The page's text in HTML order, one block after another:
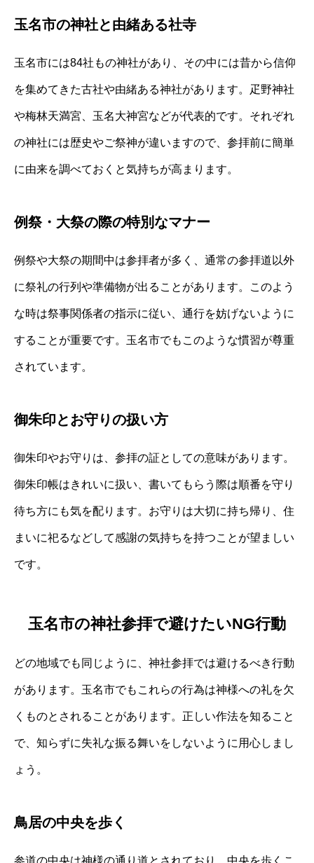
玉名市の神社と由緒ある社寺
玉名市には84社もの神社があり、その中には昔から信仰
を集めてきた古社や由緒ある神社があります。疋野神社
や梅林天満宮、玉名大神宮などが代表的です。それぞれ
の神社には歴史やご祭神が違いますので、参拝前に簡単
に由来を調べておくと気持ちが高まります。
例祭・大祭の際の特別なマナー
例祭や大祭の期間中は参拝者が多く、通常の参拝道以外
に祭礼の行列や準備物が出ることがあります。このよう
な時は祭事関係者の指示に従い、通行を妨げないように
することが重要です。玉名市でもこのような慣習が尊重
されています。
御朱印とお守りの扱い方
御朱印やお守りは、参拝の証としての意味があります。
御朱印帳はきれいに扱い、書いてもらう際は順番を守り
待ち方にも気を配ります。お守りは大切に持ち帰り、住
まいに祀るなどして感謝の気持ちを持つことが望ましい
です。
玉名市の神社参拝で避けたいNG行動
どの地域でも同じように、神社参拝では避けるべき行動
があります。玉名市でもこれらの行為は神様への礼を欠
くものとされることがあります。正しい作法を知ること
で、知らずに失礼な振る舞いをしないように用心しまし
ょう。
鳥居の中央を歩く
参道の中央は神様の通り道とされており、中央を歩くこ